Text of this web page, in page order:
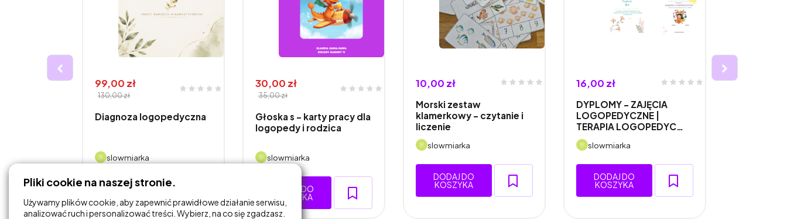
99,00 zł
130,00 zł
Diagnoza logopedyczna
slowmiarka
DODAJ DO
KOSZYKA
30,00 zł
35,00 zł
Głoska s - karty pracy dla
logopedy i rodzica
slowmiarka
DODAJ DO
KOSZYKA
10,00 zł
Morski zestaw
klamerkowy - czytanie i
liczenie
slowmiarka
DODAJ DO
KOSZYKA
16,00 zł
DYPLOMY - ZAJĘCIA
LOGOPEDYCZNE |
TERAPIA LOGOPEDYC…
slowmiarka
DODAJ DO
KOSZYKA
Pliki cookie na naszej stronie.
Używamy plików cookie, aby zapewnić prawidłowe działanie serwisu,
analizować ruch i personalizować treści. Wybierz, na co się zgadzasz.